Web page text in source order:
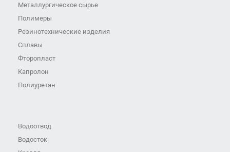
Металлургическое сырье
Полимеры
Резинотехнические изделия
Сплавы
Фторопласт
Капролон
Полиуретан
Водоотвод
Водосток